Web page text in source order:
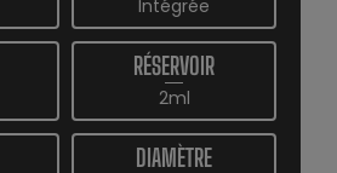
Intégrée
RÉSERVOIR
2ml
DIAMÈTRE